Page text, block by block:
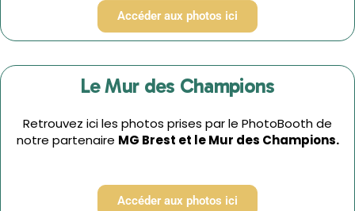
Accéder aux photos ici
Le Mur des Champions
Retrouvez ici les photos prises par le PhotoBooth de
notre partenaire MG Brest et le Mur des Champions.
Accéder aux photos ici